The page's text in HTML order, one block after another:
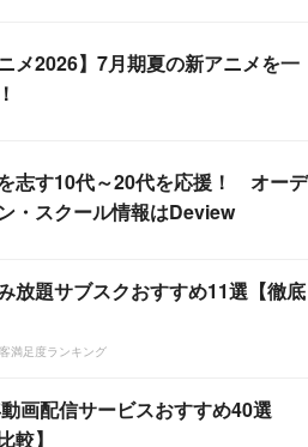
ニメ2026】7月期夏の新アニメを一
志す10代～20代を応援！ オーデ
・スクール情報はDeview
放題サブスクおすすめ11選【徹底
満足度ランキング
画配信サービスおすすめ40選
較】